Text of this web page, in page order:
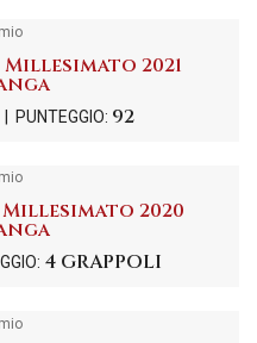
2021
| PUNTEGGIO: 92
2020
4 GRAPPOLI